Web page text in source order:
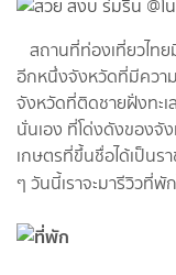
สถานที่ท่องเที่ยวไท
อีกหนึ่งจังหวัดที่มีควา
จังหวัดที่ติดชายฝั่งทะเ
นั่นเอง ที่โด่งดังของจั
เกษตรที่ขึ้นชื่อได้เป็นร
ๆ วันนี้เราจะมารีวิวที่